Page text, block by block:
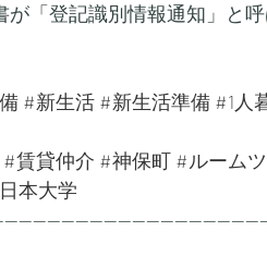
「登記識別情報通知」と
#新生活 #新生活準備 #1人
#賃貸仲介 #神保町 #ルーム
本大学